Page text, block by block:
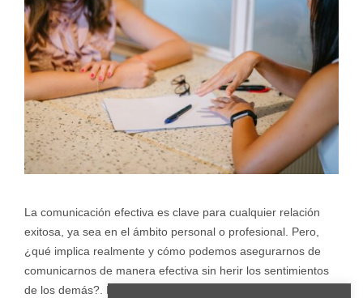
La comunicación efectiva es clave para cualquier relación
exitosa, ya sea en el ámbito personal o profesional. Pero,
¿qué implica realmente y cómo podemos asegurarnos de
comunicarnos de manera efectiva sin herir los sentimientos
de los demás?. En este blog, explicaremos qué es la